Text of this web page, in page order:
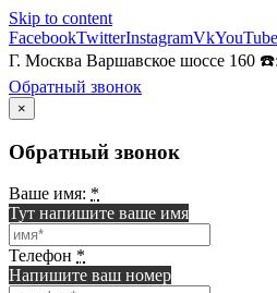
Skip to content
FacebookTwitterInstagramVkYouTube
Г. Москва Варшавское шоссе 160 ☎️:
Обратный звонок
×
Обратный звонок
Ваше имя: *
Тут напишите ваше имя
Телефон *
Напишите ваш номер